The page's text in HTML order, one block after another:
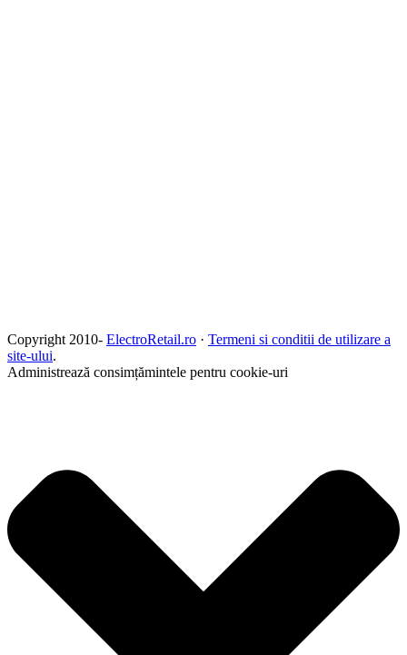
Copyright 2010- ElectroRetail.ro · Termeni si conditii de utilizare a
site-ului.
Administrează consimțămintele pentru cookie-uri